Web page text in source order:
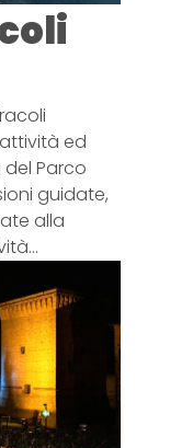
ed
del Parco
guidate,
alla